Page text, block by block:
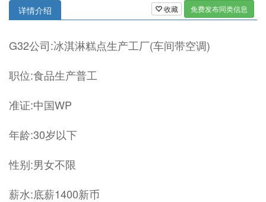
收藏 免费发布同类信息
详情介绍
G32公司:冰淇淋糕点生产工厂(车间带空调)
职位:食品生产普工
准证:中国WP
年龄:30岁以下
性别:男女不限
薪水:底薪1400新币